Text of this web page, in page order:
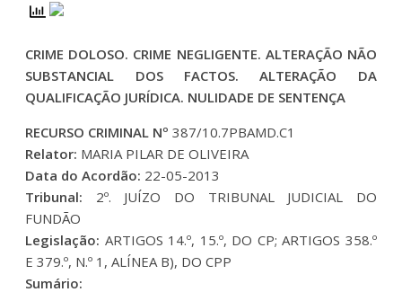
CRIME DOLOSO. CRIME NEGLIGENTE. ALTERAÇÃO NÃO
SUBSTANCIAL DOS FACTOS. ALTERAÇÃO DA
QUALIFICAÇÃO JURÍDICA. NULIDADE DE SENTENÇA
RECURSO CRIMINAL Nº 387/10.7PBAMD.C1
Relator: MARIA PILAR DE OLIVEIRA
Data do Acordão: 22-05-2013
Tribunal: 2º. JUÍZO DO TRIBUNAL JUDICIAL DO
FUNDÃO
Legislação: ARTIGOS 14.º, 15.º, DO CP; ARTIGOS 358.º
E 379.º, N.º 1, ALÍNEA B), DO CPP
Sumário: